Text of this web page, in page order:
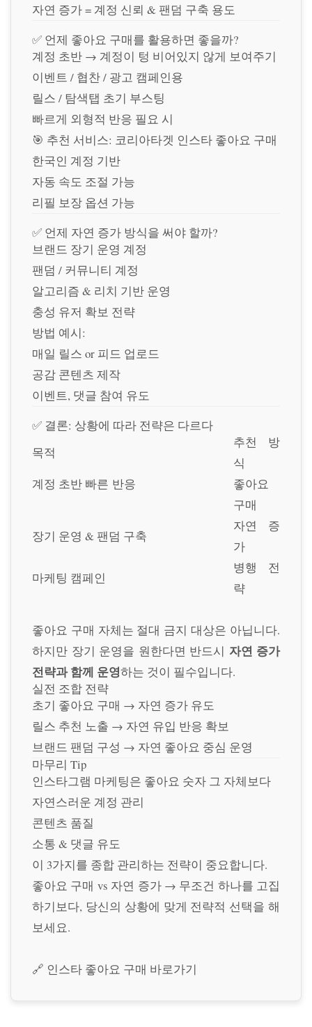
자연 증가 = 계정 신뢰 & 팬덤 구축 용도
✅ 언제 좋아요 구매를 활용하면 좋을까?
계정 초반 → 계정이 텅 비어있지 않게 보여주기
이벤트 / 협찬 / 광고 캠페인용
릴스 / 탐색탭 초기 부스팅
빠르게 외형적 반응 필요 시
🎯 추천 서비스: 코리아타겟 인스타 좋아요 구매
한국인 계정 기반
자동 속도 조절 가능
리필 보장 옵션 가능
✅ 언제 자연 증가 방식을 써야 할까?
브랜드 장기 운영 계정
팬덤 / 커뮤니티 계정
알고리즘 & 리치 기반 운영
충성 유저 확보 전략
방법 예시:
매일 릴스 or 피드 업로드
공감 콘텐츠 제작
이벤트, 댓글 참여 유도
✅ 결론: 상황에 따라 전략은 다르다
목적
추천 방
식
계정 초반 빠른 반응 좋아요
구매
장기 운영 & 팬덤 구축
자연 증
가
마케팅 캠페인
병행 전
략
좋아요 구매 자체는 절대 금지 대상은 아닙니다.
하지만 장기 운영을 원한다면 반드시 자연 증가
전략과 함께 운영하는 것이 필수입니다.
실전 조합 전략
초기 좋아요 구매 → 자연 증가 유도
릴스 추천 노출 → 자연 유입 반응 확보
브랜드 팬덤 구성 → 자연 좋아요 중심 운영
마무리 Tip
인스타그램 마케팅은 좋아요 숫자 그 자체보다
자연스러운 계정 관리
콘텐츠 품질
소통 & 댓글 유도
이 3가지를 종합 관리하는 전략이 중요합니다.
좋아요 구매 vs 자연 증가 → 무조건 하나를 고집
하기보다, 당신의 상황에 맞게 전략적 선택을 해
보세요.
🔗 인스타 좋아요 구매 바로가기